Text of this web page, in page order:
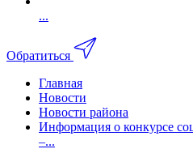
...
Обратиться
Главная
Новости
Новости района
Информация о конкурсе
–...